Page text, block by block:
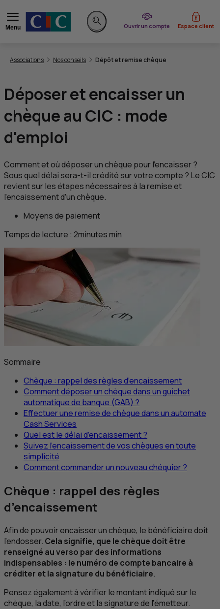
Menu
Rechercher sur le site
Ouvrir un compte
du CIC Espace client
Associations Nos conseils Dépôt et remise chèque
Déposer et encaisser un
chèque au CIC : mode
d'emploi
Comment et où déposer un chèque pour l’encaisser ?
Sous quel délai sera-t-il crédité sur votre compte ? LeCIC
revient sur les étapes nécessaires à la remise et
l’encaissement d’un chèque.
Moyens de paiement
Temps de lecture : 2minutesmin
Sommaire
Chèque : rappel des règles d’encaissement
Comment déposer un chèque dans un guichet
automatique de banque (GAB) ?
Effectuer une remise de chèque dans un automate
CashServices
Quel est le délai d’encaissement ?
Suivez l’encaissement de vos chèques en toute
simplicité
Comment commander un nouveau chéquier ?
Chèque : rappel des règles
d’encaissement
Afin de pouvoir encaisser un chèque, le bénéficiaire doit
l’endosser. Cela signifie, que le chèque doit être
renseigné au verso par des informations
indispensables : le numéro de compte bancaire à
créditer et la signature du bénéficiaire.
Pensez également à vérifier le montant indiqué sur le
chèque, la date, l’ordre et la signature de l’émetteur.